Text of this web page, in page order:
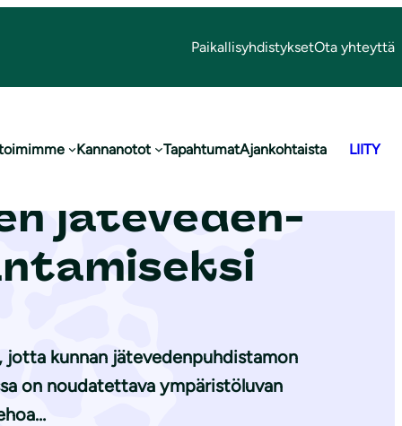
PaikallisyhdistyksetOta yhteyttä
Kannanotot TapahtumatAjankohtaista LIITY
ja
jä­te­ve­den­
jotta kunnan jätevedenpuhdistamon
on noudatettava ympäristöluvan